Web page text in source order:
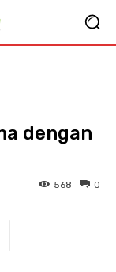
dengan
0
568